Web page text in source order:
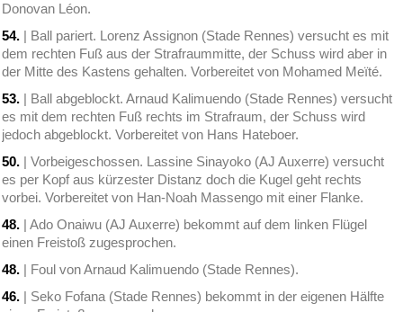
Donovan Léon.
54. | Ball pariert. Lorenz Assignon (Stade Rennes) versucht es mit
dem rechten Fuß aus der Strafraummitte, der Schuss wird aber in
der Mitte des Kastens gehalten. Vorbereitet von Mohamed Meïté.
53. | Ball abgeblockt. Arnaud Kalimuendo (Stade Rennes) versucht
es mit dem rechten Fuß rechts im Strafraum, der Schuss wird
jedoch abgeblockt. Vorbereitet von Hans Hateboer.
50. | Vorbeigeschossen. Lassine Sinayoko (AJ Auxerre) versucht
es per Kopf aus kürzester Distanz doch die Kugel geht rechts
vorbei. Vorbereitet von Han-Noah Massengo mit einer Flanke.
48. | Ado Onaiwu (AJ Auxerre) bekommt auf dem linken Flügel
einen Freistoß zugesprochen.
48. | Foul von Arnaud Kalimuendo (Stade Rennes).
46. | Seko Fofana (Stade Rennes) bekommt in der eigenen Hälfte